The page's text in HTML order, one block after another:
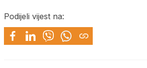
Podijeli vijest na: